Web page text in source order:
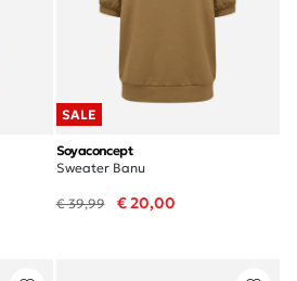
SALE
Soyaconcept
Sweater Banu
€ 39,99 € 20,00